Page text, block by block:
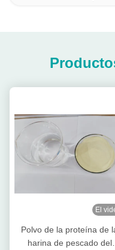
El
Polvo de la proteína de
harina de pescado del